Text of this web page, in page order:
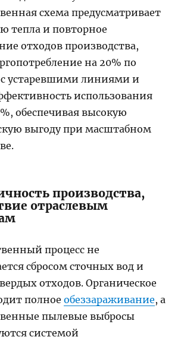
схема предусматривает
тепла и повторное
отходов производства,
на 20% по
устаревшими линиями и
использования
обеспечивая высокую
выгоду при масштабном
производства,
отраслевым
процесс не
сбросом сточных вод и
отходов. Органическое
полноеобеззараживание, а
пылевые выбросы
системой